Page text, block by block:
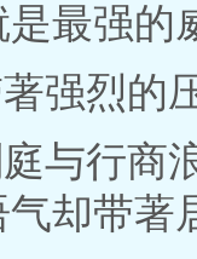
最强的
强烈的
与行商
却带著